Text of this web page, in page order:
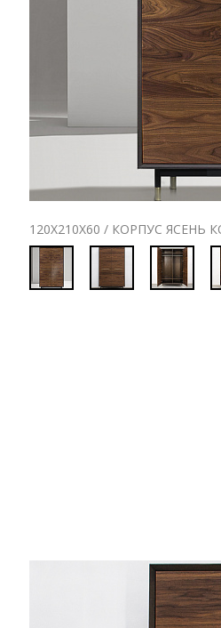
120Х210Х60 / КОРПУС